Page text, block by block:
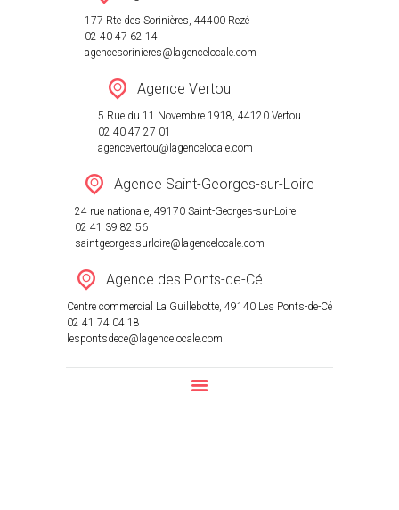
177 Rte des Sorinières, 44400 Rezé
02 40 47 62 14
agencesorinieres@lagencelocale.com
Agence Vertou
5 Rue du 11 Novembre 1918, 44120 Vertou
02 40 47 27 01
agencevertou@lagencelocale.com
Agence Saint-Georges-sur-Loire
24 rue nationale, 49170 Saint-Georges-sur-Loire
02 41 39 82 56
saintgeorgessurloire@lagencelocale.com
Agence des Ponts-de-Cé
Centre commercial La Guillebotte, 49140 Les Ponts-de-Cé
02 41 74 04 18
lespontsdece@lagencelocale.com
CONTACT